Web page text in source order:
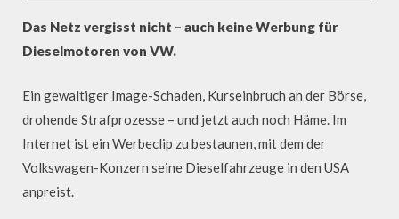
Das Netz vergisst nicht – auch keine Werbung für
Dieselmotoren von VW.
Ein gewaltiger Image-Schaden, Kurseinbruch an der Börse,
drohende Strafprozesse – und jetzt auch noch Häme. Im
Internet ist ein Werbeclip zu bestaunen, mit dem der
Volkswagen-Konzern seine Dieselfahrzeuge in den USA
anpreist.